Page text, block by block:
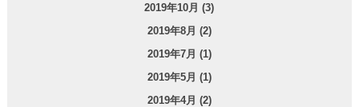
2019年10月 (3)
2019年8月 (2)
2019年7月 (1)
2019年5月 (1)
2019年4月 (2)